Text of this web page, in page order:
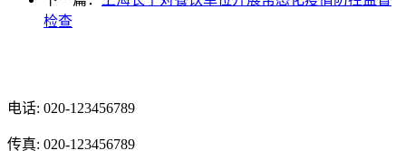
检查
电话: 020-123456789
传真: 020-123456789